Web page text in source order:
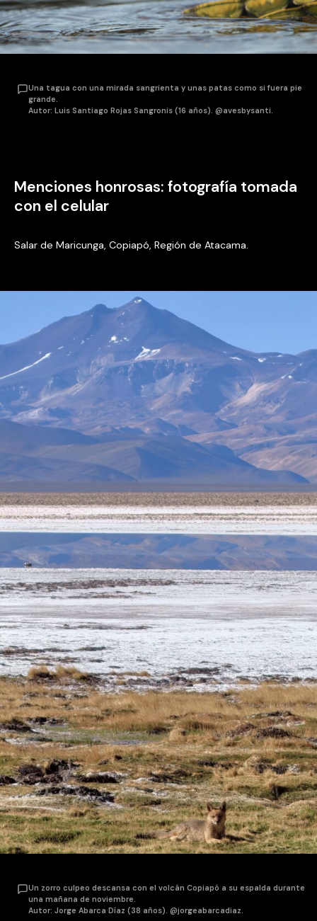
Una tagua con una mirada sangrienta y unas patas como si fuera pie
grande.
Autor: Luis Santiago Rojas Sangronis (16 años). @avesbysanti.
Menciones honrosas: fotografía tomada
con el celular
Salar de Maricunga, Copiapó, Región de Atacama.
Un zorro culpeo descansa con el volcán Copiapó a su espalda durante
una mañana de noviembre.
Autor: Jorge Abarca Díaz (38 años). @jorgeabarcadiaz.